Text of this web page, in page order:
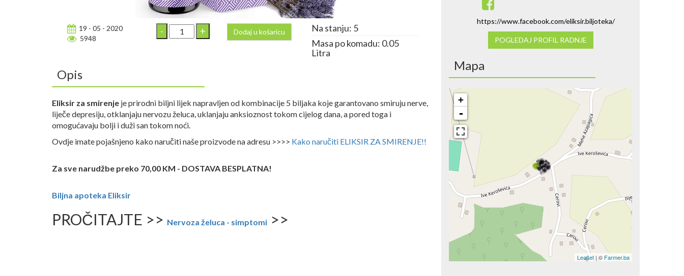
19 - 05 - 2020
5948
Dodaj u košaricu
Na stanju: 5
Masa po komadu: 0.05
Litra
Opis
Eliksir za smirenje je prirodni biljni lijek napravljen od kombinacije 5 biljaka koje garantovano smiruju nerve,
liječe depresiju, otklanjaju nervozu želuca, uklanjaju anksioznost tokom cijelog dana, a pored toga i
omogućavaju bolji i duži san tokom noći.
Ovdje imate pojašnjeno kako naručiti naše proizvode na adresu >>>> Kako naručiti ELIKSIR ZA SMIRENJE!!
Za sve narudžbe preko 70,00 KM - DOSTAVA BESPLATNA!
Biljna apoteka Eliksir
PROČITAJTE >> Nervoza želuca - simptomi >>
https://www.facebook.com/eliksir.biljoteka/
POGLEDAJ PROFIL RADNJE
Mapa
+
-
Leaflet | © Farmer.ba